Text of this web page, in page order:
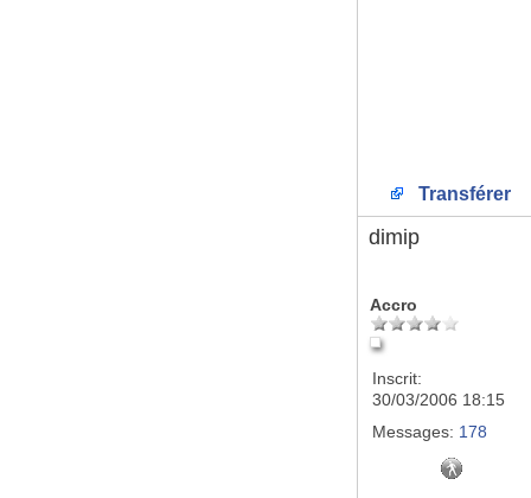
Transférer
dimip
Accro
Inscrit:
30/03/2006 18:15
Messages: 178